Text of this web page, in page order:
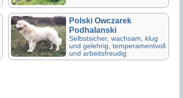
Polski Owczarek
Podhalanski
Selbstsicher, wachsam, klug
und gelehrig, temperamentvoll
und arbeitsfreudig